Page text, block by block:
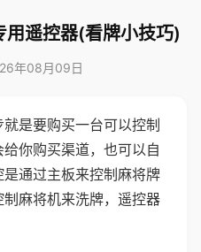
遥控器(看牌小技巧)
年08月09日
是要购买一台可以控制
你购买渠道，也可以自
通过主板来控制麻将牌
麻将机来洗牌，遥控器